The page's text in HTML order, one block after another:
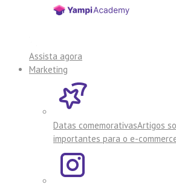
Assista agora
Marketing
Datas comemorativasArtigos
importantes para o e-